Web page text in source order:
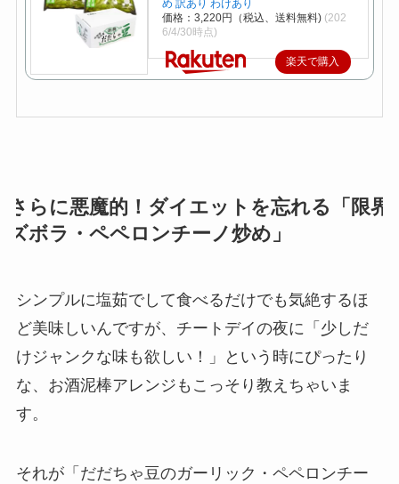
め 訳あり わけあり
価格：3,220円（税込、送料無料) (202
6/4/30時点)
楽天で購入
さらに悪魔的！ダイエットを忘れる「限界
ズボラ・ペペロンチーノ炒め」
シンプルに塩茹でして食べるだけでも気絶するほ
ど美味しいんですが、チートデイの夜に「少しだ
けジャンクな味も欲しい！」という時にぴったり
な、お酒泥棒アレンジもこっそり教えちゃいま
す。
それが「だだちゃ豆のガーリック・ペペロンチー